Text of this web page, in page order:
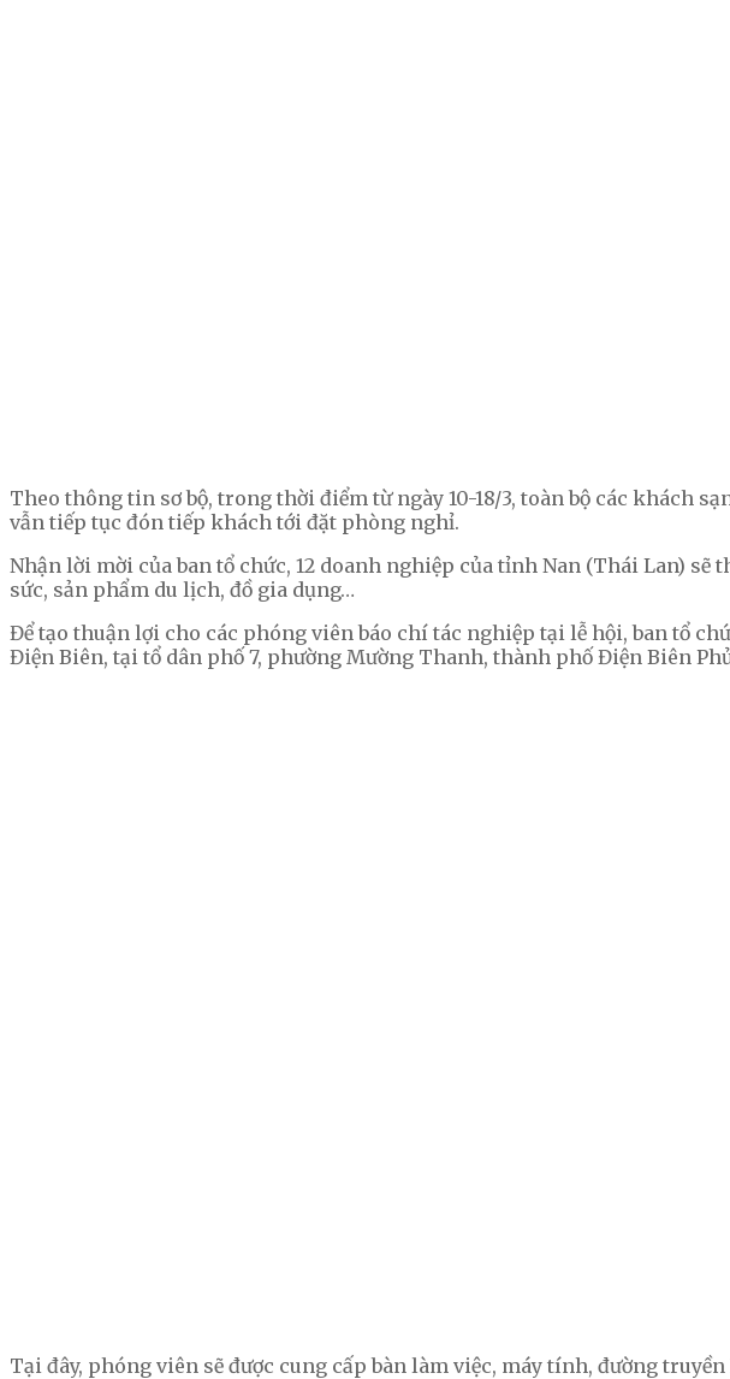
Theo thông tin sơ bộ, trong thời điểm từ ngày 10-18/3, toàn bộ các khách
vẫn tiếp tục đón tiếp khách tới đặt phòng nghỉ.
Nhận lời mời của ban tổ chức, 12 doanh nghiệp của tỉnh Nan (Thái Lan)
sức, sản phẩm du lịch, đồ gia dụng…
Để tạo thuận lợi cho các phóng viên báo chí tác nghiệp tại lễ hội, ban tổ
Điện Biên, tại tổ dân phố 7, phường Mường Thanh, thành phố Điện Biên
Tại đây, phóng viên sẽ được cung cấp bàn làm việc, máy tính, đường